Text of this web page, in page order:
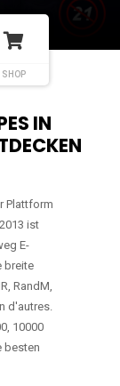
SHOP
IN
Plattform
ist
E-
breite
RandM,
d'autres.
10000
besten